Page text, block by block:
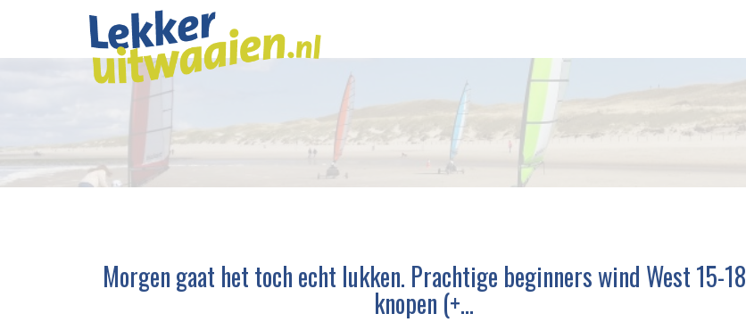
Morgen gaat het toch echt lukken. Prachtige beginners wind West 15-18
knopen (+…